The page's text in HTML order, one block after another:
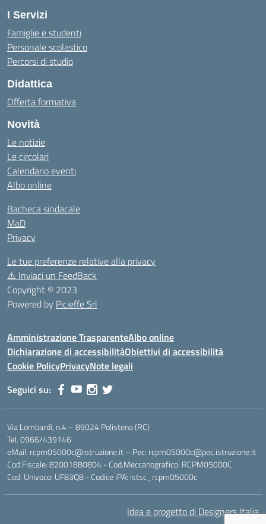
I Servizi
Famiglie e studenti
Personale scolastico
Percorsi di studio
Didattica
Offerta formativa
Novità
Le notizie
Le circolari
Calendario eventi
Albo online
Bacheca sindacale
MaD
Privacy
Le tue preferenze relative alla privacy
⚠️ Inviaci un FeedBack
Copyright © 2023
Powered by Picieffe Srl
Amministrazione TrasparenteAlbo online
Dichiarazione di accessibilitàObiettivi di accessibilità
Cookie PolicyPrivacyNote legali
Seguici su:
Via Lombardi, n.4 – 89024 Polistena (RC)
Tel. 0966/439146
eMail: rcpm05000c@istruzione.it – Pec: rcpm05000c@pec.istruzione.it
Cod.Fiscale: 82001880804 - Cod.Meccanografico: RCPM05000C
Cod. Univoco: UF83Q8 - Codice iPA: istsc_rcpm05000c
Idea e progetto di Designers Italia